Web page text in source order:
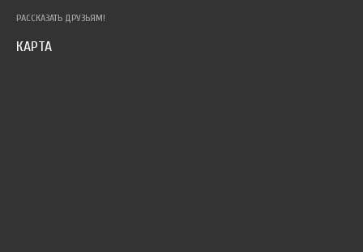
РАССКАЗАТЬ ДРУЗЬЯМ!
КАРТА